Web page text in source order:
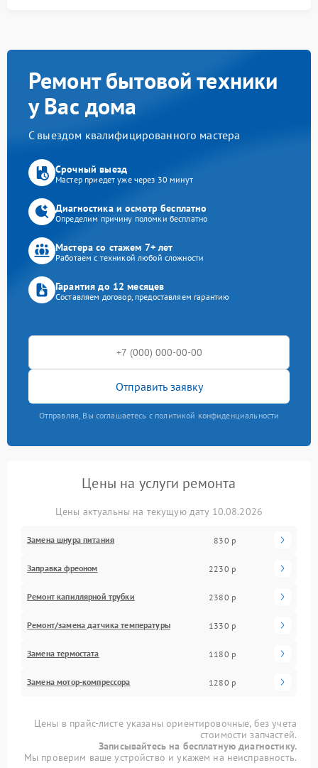
Ремонт бытовой техники
у Вас дома
С выездом квалифицированного мастера
Срочный выезд
Мастер приедет уже через 30 минут
Диагностика и осмотр бесплатно
Определим причину поломки бесплатно
Мастера со стажем 7+ лет
Работаем с техникой любой сложности
Гарантия до 12 месяцев
Составляем договор, предоставляем гарантию
Отправить заявку
Отправляя, Вы соглашаетесь с политикой конфиденциальности
Цены на услуги ремонта
Цены актуальны на текущую дату 10.08.2026
Замена шнура питания 830 р
Заправка фреоном 2230 р
Ремонт капиллярной трубки 2380 р
Ремонт/замена датчика температуры 1330 р
Замена термостата 1180 р
Замена мотор-компрессора 1280 р
Цены в прайс-листе указаны ориентировочные, без учета
стоимости запчастей.
Записывайтесь на бесплатную диагностику.
Мы проверим ваше устройство и укажем на неисправность.